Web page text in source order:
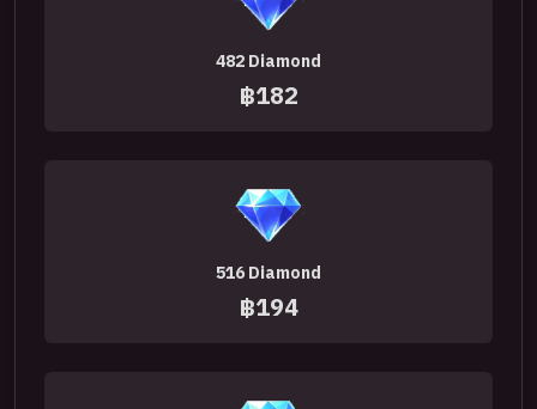
482 Diamond
฿182
516 Diamond
฿194